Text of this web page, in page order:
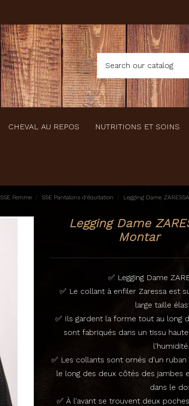
CHEVAL AU REPOS NUTRITIONS ET SOINS
SSE Femme SSE Pantalons d'équitation Legging Dame
Legging Dame
Montar
✅ Legging Dame
✅ Le collant à enfiler Zaressa est
large taille
✅ Ils gardent la forme tout au long
sont fabriqués dans un tissu
l'humidité.
✅ Les collants sont ornés d'un
le long des deux côtés des jambes
dans le
✅ À l'avant se trouvent deux